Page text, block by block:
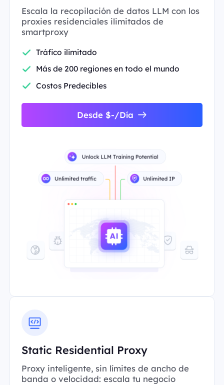
Escala la recopilación de datos LLM con los
proxies residenciales ilimitados de
smartproxy
Tráfico ilimitado
Más de 200 regiones en todo el mundo
Costos Predecibles
Desde $-/Día
Static Residential Proxy
Proxy inteligente, sin límites de ancho de
banda o velocidad: escala tu negocio